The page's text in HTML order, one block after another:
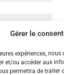
Gérer le
expériences,
et/ou accéder aux
permettra de traiter
pour mon